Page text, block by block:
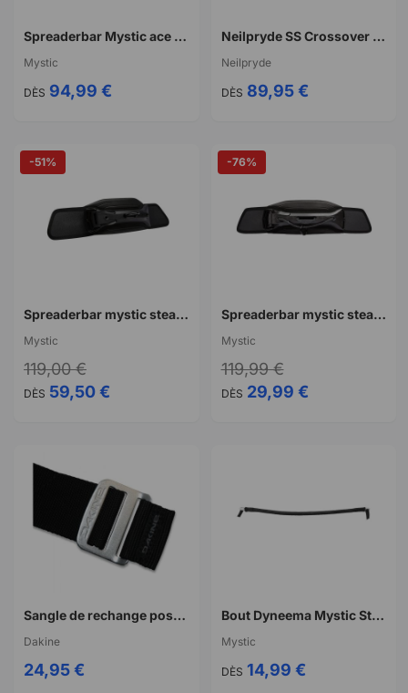
Spreaderbar Mystic ace bar kitesurf
Mystic
DÈS 94,99 €
Neilpryde SS Crossover SpreaderBarEZ
Neilpryde
DÈS 89,95 €
Spreaderbar mystic stealth bar freeride 2022
Mystic
DÈS 59,50 €
119,00 €
-51%
Spreaderbar mystic stealth bar surf generation 2
Mystic
DÈS 29,99 €
119,99 €
-76%
Sangle de rechange posi-lock buckle Dakine
Dakine
24,95 €
Bout Dyneema Mystic Stealth bar generation 3 Dyneema Slider rope
Mystic
DÈS 14,99 €